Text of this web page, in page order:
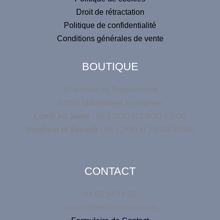
Droit de rétractation
Politique de confidentialité
Conditions générales de vente
BOUTIQUE
10 avenue de Roquerousse
13520 Maussane-Les-Alpilles
Lundi au Jeudi : 8h-12h30 et 13h30-17h30
Vendredi et Samedi : 8h-12h30 et 13h30-17h00
CONTACT
04 90 54 74 30
contact@delicesolivier.com